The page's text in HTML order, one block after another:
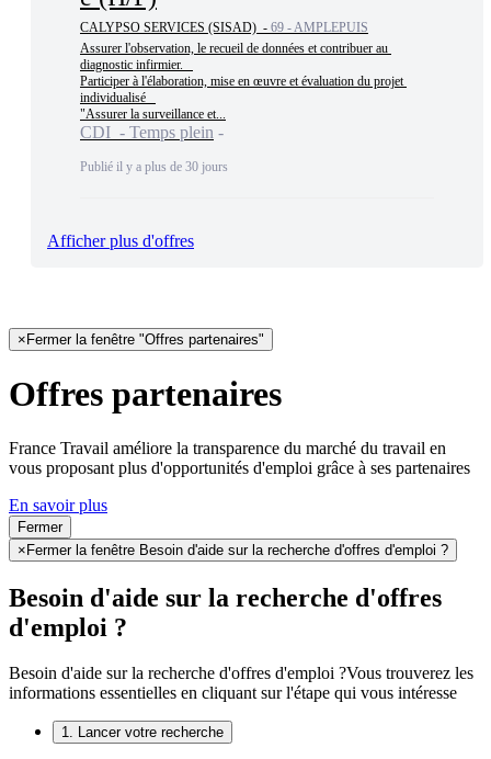
CALYPSO SERVICES (SISAD) - 69 - AMPLEPUIS
Assurer l'observation, le recueil de données et contribuer au
diagnostic infirmier.
Participer à l'élaboration, mise en œuvre et évaluation du projet
individualisé
"Assurer la surveillance et...
CDI - Temps plein
Publié il y a plus de 30 jours
Afficher plus d'offres
×Fermer la fenêtre "Offres partenaires"
Offres partenaires
France Travail améliore la transparence du marché du travail en
vous proposant plus d'opportunités d'emploi grâce à ses partenaires
En savoir plus
Fermer
×Fermer la fenêtre Besoin d'aide sur la recherche d'offres d'emploi ?
Besoin d'aide sur la recherche d'offres
d'emploi ?
Besoin d'aide sur la recherche d'offres d'emploi ?Vous trouverez les
informations essentielles en cliquant sur l'étape qui vous intéresse
1. Lancer votre recherche